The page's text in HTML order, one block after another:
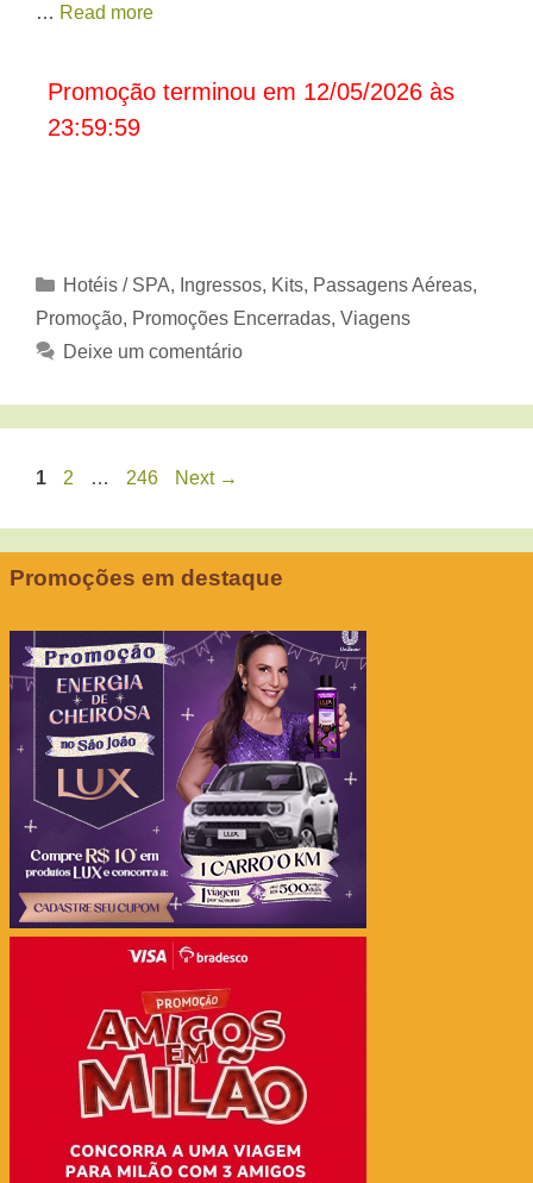
… Read more
Promoção terminou em 12/05/2026 às
23:59:59
Categorias
Hotéis / SPA, Ingressos, Kits, Passagens Aéreas,
Promoção, Promoções Encerradas, Viagens
Deixe um comentário
Page
1 Page
2 … Page
246 Next →
Promoções em destaque